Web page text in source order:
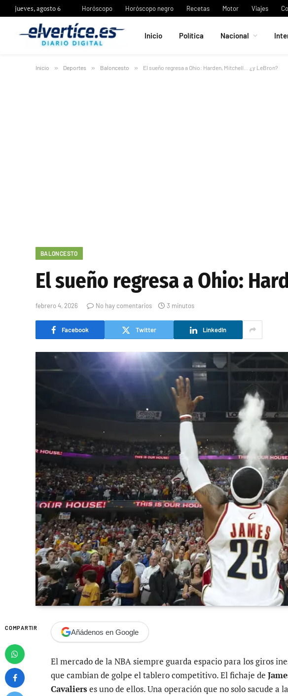
jueves, agosto 6 Horóscopo Horóscopo negro Recetas Motor Viajes
Inicio Política Nacional
Inicio » Deportes » Baloncesto » El sueño regresa a Ohio: Harden, Mitchell… ¿y LeBron?
BALONCESTO
El sueño regresa a Ohio:
febrero 4, 2026 No hay comentarios 3 minutos
Facebook Twitter LinkedIn
COMPARTIR Añádenos en Google
El mercado de la NBA siempre guarda espacio para los giros
que cambian de golpe el tablero competitivo. El fichaje de
Cavalierses uno de ellos. Una operación que no solo sacude a